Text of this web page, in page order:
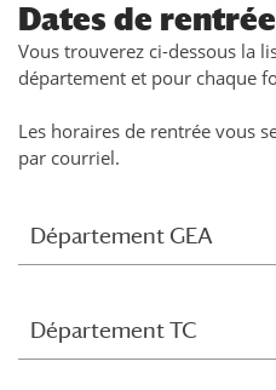
Dates de
Vous trouverez ci-dessous la
département et pour chaque
Les horaires de rentrée vous
par courriel.
Département GEA
Département TC